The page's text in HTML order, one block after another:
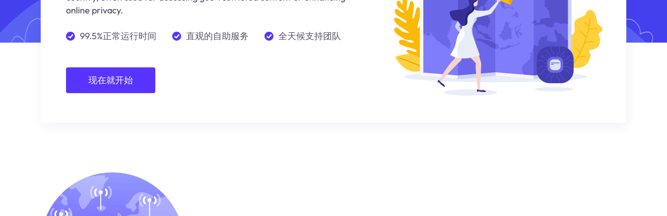
online privacy.
99.5%正常运行时间 直观的自助服务 全天候支持团队
现在就开始